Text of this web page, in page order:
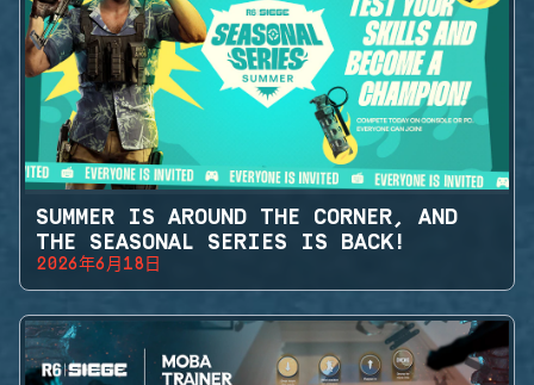
SUMMER IS AROUND THE CORNER, AND
THE SEASONAL SERIES IS BACK!
2026年6月18日